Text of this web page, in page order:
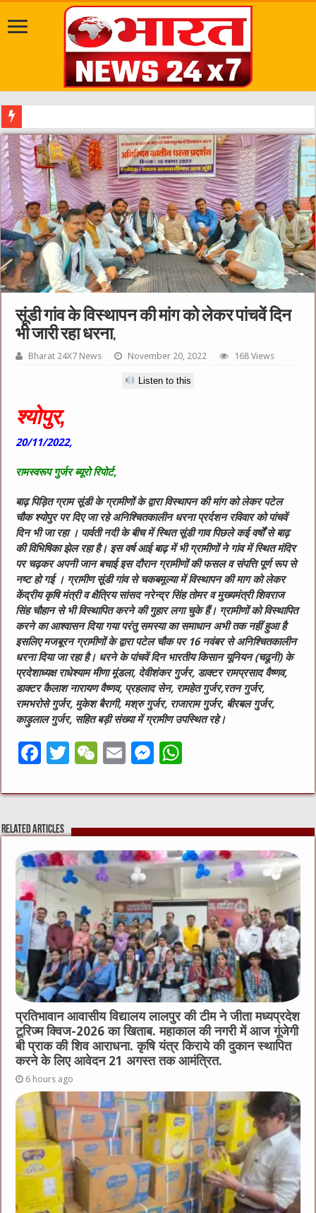
सूंडी गांव के विस्थापन की मांग को लेकर पांचवें दिन
भी जारी रहा धरना,
Bharat 24X7 News November 20, 2022 168 Views
Listen to this
श्योपुर,
20/11/2022,
रामस्वरूप गुर्जर ब्यूरो रिपोर्ट,
बाढ़ पिड़ित ग्राम सूंडी के ग्रामीणों के द्वारा विस्थापन की मांग को लेकर पटेल
चौक श्योपुर पर दिए जा रहे अनिश्चितकालीन धरना प्रर्दशन रविवार को पांचवें
दिन भी जा रहा । पार्वती नदी के बीच में स्थित सूंडी गाव पिछले कई वर्षों से बाढ़
की विभिषिका झेल रहा है। इस वर्ष आई बाढ़ में भी ग्रामीणों ने गांव में स्थित मंदिर
पर चढ़कर अपनी जान बचाई इस दौरान ग्रामीणों की फसल व संपत्ति पूर्ण रूप से
नष्ट हो गई । ग्रामीण सूंडी गांव से चकबमूल्या में विस्थापन की माग को लेकर
केंद्रीय कृषि मंत्री व क्षैत्रिय सांसद नरेन्द्र सिंह तोमर व मुख्यमंत्री शिवराज
सिंह चौहान से भी विस्थापित करने की गुहार लगा चुके हैं। ग्रामीणों को विस्थापित
करने का आश्वासन दिया गया परंतु समस्या का समाधान अभी तक नहीं हुआ है
इसलिए मजबूरन ग्रामीणों के द्वारा पटेल चौक पर 16 नवंबर से अनिश्चितकालीन
धरना दिया जा रहा है। धरने के पांचवें दिन भारतीय किसान यूनियन (चढूनी) के
प्रदेशाध्यक्ष राधेश्याम मीणा मूंडला, देवीशंकर गुर्जर, डाक्टर रामप्रसाद वैष्णव,
डाक्टर कैलाश नारायण वैष्णव, प्रहलाद सेन, रामहेत गुर्जर,रतन गुर्जर,
रामभरोसे गुर्जर, मुकेश बैरागी, मश्रु गुर्जर, राजाराम गुर्जर, बीरबल गुर्जर,
काड़ुलाल गुर्जर, सहित बड़ी संख्या में ग्रामीण उपस्थित रहे।
F
c
e
b
o
o
k
T
it
te
r
W
C
h
at
E
ai
l
M
ss
e
n
g
er
at
s
A
p
p
Related Articles
प्रतिभावान आवासीय विद्यालय लालपुर की टीम ने जीता मध्यप्रदेश
टूरिज्म क्विज-2026 का खिताब. महाकाल की नगरी में आज गूंजेगी
बी प्राक की शिव आराधना. कृषि यंत्र किराये की दुकान स्थापित
करने के लिए आवेदन 21 अगस्त तक आमंत्रित.
6 hours ago